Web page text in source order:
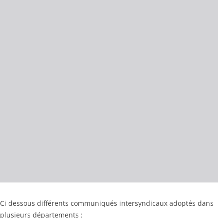
Ci dessous différents communiqués intersyndicaux adoptés dans
plusieurs départements :